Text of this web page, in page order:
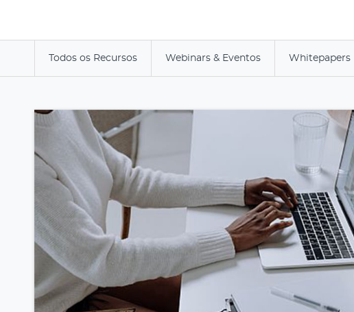
Todos os Recursos Webinars & Eventos Whitepapers